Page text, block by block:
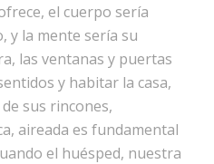
el cuerpo sería
y la mente sería su
las ventanas y puertas
y habitar la casa,
sus rincones,
aireada es fundamental
el huésped, nuestra